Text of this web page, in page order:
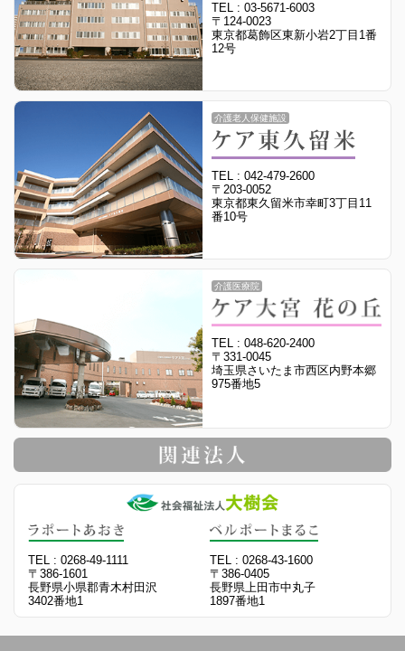
TEL : 03-5671-6003
〒124-0023
東京都葛飾区東新小岩2丁目1番
12号
介護老人保健施設
TEL : 042-479-2600
〒203-0052
東京都東久留米市幸町3丁目11
番10号
介護医療院
TEL : 048-620-2400
〒331-0045
埼玉県さいたま市西区内野本郷
975番地5
TEL : 0268-49-1111
〒386-1601
長野県小県郡青木村田沢
3402番地1
TEL : 0268-43-1600
〒386-0405
長野県上田市中丸子
1897番地1